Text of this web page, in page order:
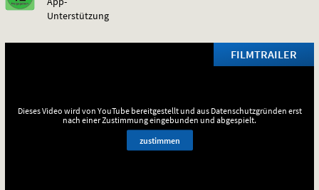
FILMTRAILER
Dieses Video wird von YouTube bereitgestellt und aus Datenschutzgründen erst
nach einer Zustimmung eingebunden und abgespielt.
zustimmen